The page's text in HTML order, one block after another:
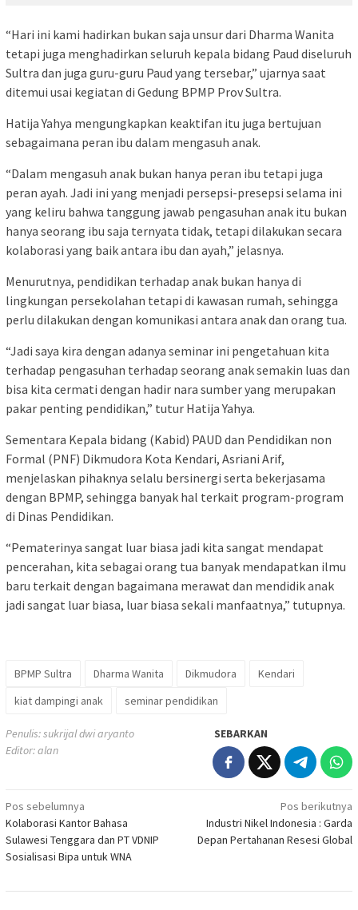
“Hari ini kami hadirkan bukan saja unsur dari Dharma Wanita
tetapi juga menghadirkan seluruh kepala bidang Paud diseluruh
Sultra dan juga guru-guru Paud yang tersebar,” ujarnya saat
ditemui usai kegiatan di Gedung BPMP Prov Sultra.
Hatija Yahya mengungkapkan keaktifan itu juga bertujuan
sebagaimana peran ibu dalam mengasuh anak.
“Dalam mengasuh anak bukan hanya peran ibu tetapi juga
peran ayah. Jadi ini yang menjadi persepsi-presepsi selama ini
yang keliru bahwa tanggung jawab pengasuhan anak itu bukan
hanya seorang ibu saja ternyata tidak, tetapi dilakukan secara
kolaborasi yang baik antara ibu dan ayah,” jelasnya.
Menurutnya, pendidikan terhadap anak bukan hanya di
lingkungan persekolahan tetapi di kawasan rumah, sehingga
perlu dilakukan dengan komunikasi antara anak dan orang tua.
“Jadi saya kira dengan adanya seminar ini pengetahuan kita
terhadap pengasuhan terhadap seorang anak semakin luas dan
bisa kita cermati dengan hadir nara sumber yang merupakan
pakar penting pendidikan,” tutur Hatija Yahya.
Sementara Kepala bidang (Kabid) PAUD dan Pendidikan non
Formal (PNF) Dikmudora Kota Kendari, Asriani Arif,
menjelaskan pihaknya selalu bersinergi serta bekerjasama
dengan BPMP, sehingga banyak hal terkait program-program
di Dinas Pendidikan.
“Pematerinya sangat luar biasa jadi kita sangat mendapat
pencerahan, kita sebagai orang tua banyak mendapatkan ilmu
baru terkait dengan bagaimana merawat dan mendidik anak
jadi sangat luar biasa, luar biasa sekali manfaatnya,” tutupnya.
BPMP Sultra Dharma Wanita Dikmudora
Kendari
kiat dampingi anak
seminar pendidikan
Penulis: sukrijal dwi aryanto
Editor: alan
SEBARKAN
Navigasi
pos
Pos sebelumnya
Kolaborasi Kantor Bahasa
Sulawesi Tenggara dan PT VDNIP
Sosialisasi Bipa untuk WNA
Pos berikutnya
Industri Nikel Indonesia : Garda
Depan Pertahanan Resesi Global